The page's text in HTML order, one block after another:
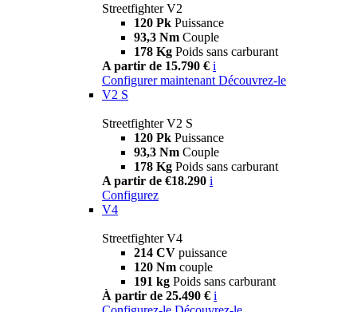
Streetfighter V2
120 Pk Puissance
93,3 Nm Couple
178 Kg Poids sans carburant
A partir de 15.790 € i
Configurer maintenant Découvrez-le
V2 S
Streetfighter V2 S
120 Pk Puissance
93,3 Nm Couple
178 Kg Poids sans carburant
A partir de €18.290 i
Configurez
V4
Streetfighter V4
214 CV puissance
120 Nm couple
191 kg Poids sans carburant
À partir de 25.490 € i